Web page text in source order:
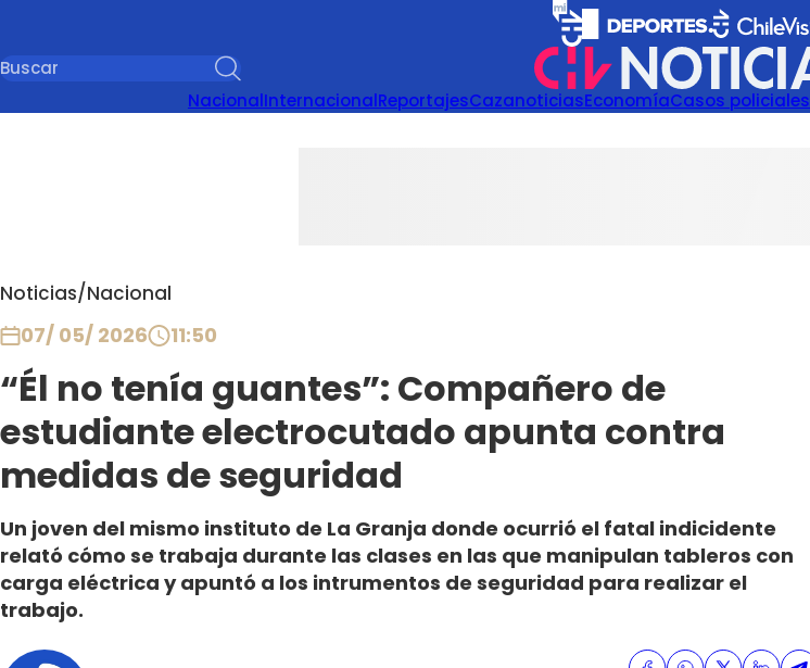
NacionalInternacionalReportajesCazanoticiasEconomíaCasos policiales
Noticias/Nacional
07/ 05/ 2026 11:50
“Él no tenía guantes”: Compañero de
estudiante electrocutado apunta contra
medidas de seguridad
Un joven del mismo instituto de La Granja donde ocurrió el fatal indicidente
relató cómo se trabaja durante las clases en las que manipulan tableros con
carga eléctrica y apuntó a los intrumentos de seguridad para realizar el
trabajo.